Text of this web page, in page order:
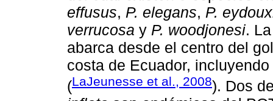
effusus, P. elegans, P.
verrucosa y P. woodjonesi.
abarca desde el centro del
costa de Ecuador,
(LaJeunesse et al., 2008). Dos